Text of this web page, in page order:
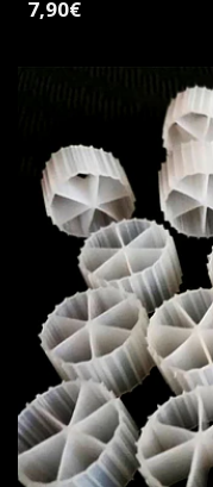
7,90€